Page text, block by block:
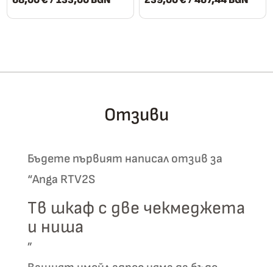
multiple
chosen
product
page
multiple
The
options
chosen
product
Отзиви
Бъдете първият написал отзив за
“Anga RTV2S
Тв шкаф с две чекмеджета
и ниша
”